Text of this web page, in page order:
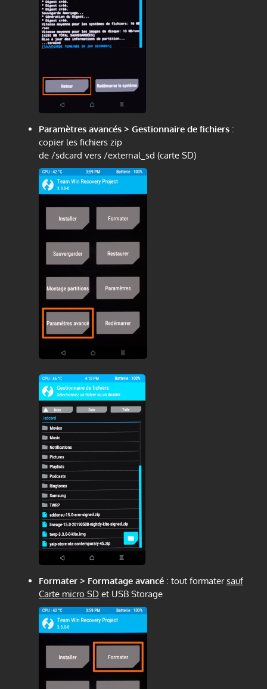
Paramètres avancés > Gestionnaire de fichiers :
copier les fichiers zip
de /sdcard vers /external_sd (carte SD)
Formater > Formatage avancé : tout formatersauf
Carte micro SD et USB Storage